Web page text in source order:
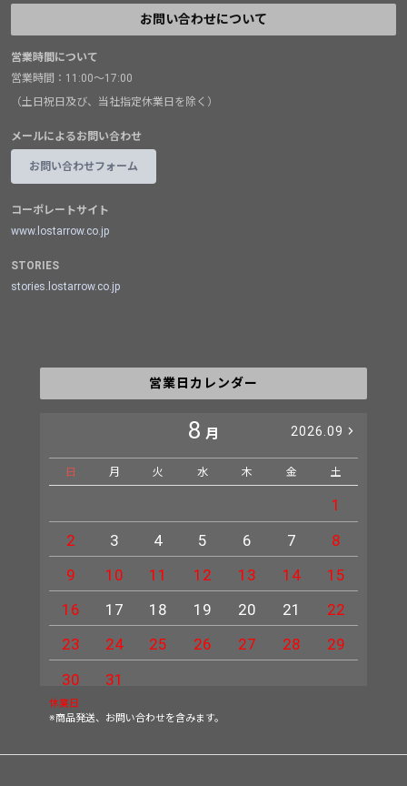
お問い合わせについて
営業時間について
営業時間：11:00～17:00
（土日祝日及び、当社指定休業日を除く）
メールによるお問い合わせ
お問い合わせフォーム
コーポレートサイト
www.lostarrow.co.jp
STORIES
stories.lostarrow.co.jp
営業日カレンダー
8 月 2026.09
日 月 火 水 木 金 土
1
2
3 4 5 6 7
8
9
10 11 12 13 14
15
16
17 18 19 20 21
22
23
24 25 26 27 28
29
30
31
休業日
※商品発送、お問い合わせを含みます。